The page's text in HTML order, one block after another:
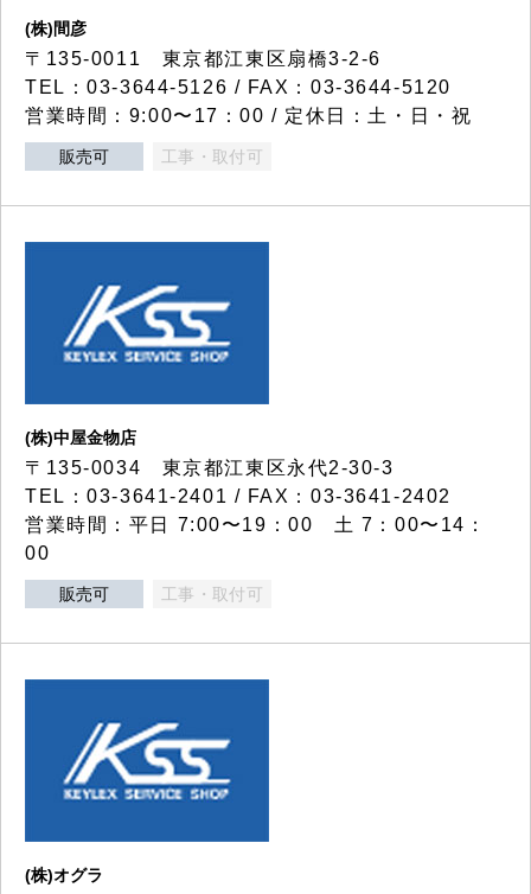
(株)間彦
〒135-0011 東京都江東区扇橋3-2-6
TEL：03-3644-5126 / FAX：03-3644-5120
営業時間：9:00〜17：00 / 定休日：土・日・祝
販売可 工事・取付可
(株)中屋金物店
〒135-0034 東京都江東区永代2-30-3
TEL：03-3641-2401 / FAX：03-3641-2402
営業時間：平日 7:00〜19：00 土 7：00〜14：
00
販売可 工事・取付可
(株)オグラ